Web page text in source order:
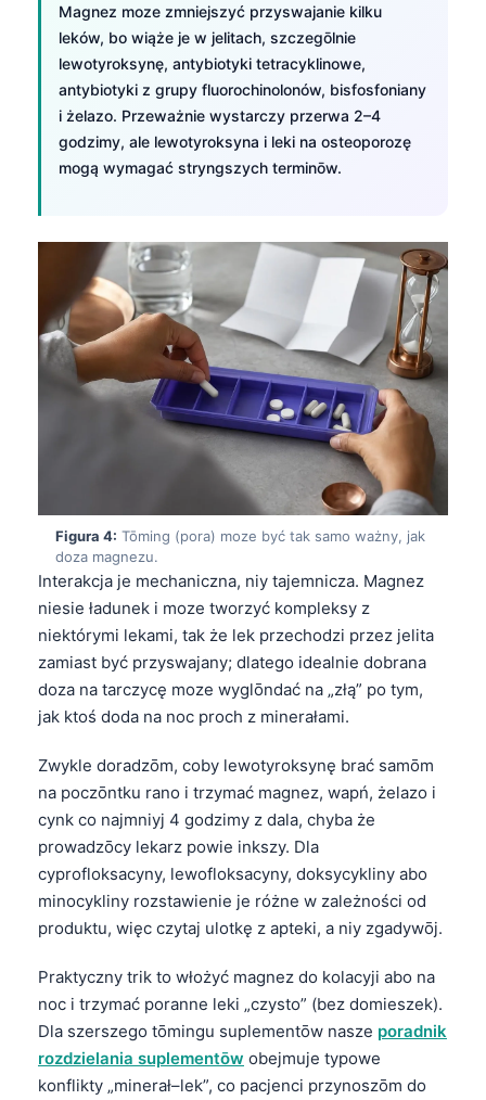
Magnez moze zmniejszyć przyswajanie kilku
leków, bo wiąże je w jelitach, szczegōlnie
lewotyroksynę, antybiotyki tetracyklinowe,
antybiotyki z grupy fluorochinolonów, bisfosfoniany
i żelazo. Przeważnie wystarczy przerwa 2–4
godzimy, ale lewotyroksyna i leki na osteoporozę
mogą wymagać stryngszych terminōw.
Figura 4: Tōming (pora) moze być tak samo ważny, jak
doza magnezu.
Interakcja je mechaniczna, niy tajemnicza. Magnez
niesie ładunek i moze tworzyć kompleksy z
niektórymi lekami, tak że lek przechodzi przez jelita
zamiast być przyswajany; dlatego idealnie dobrana
doza na tarczycę moze wyglōndać na „złą” po tym,
jak ktoś doda na noc proch z minerałami.
Zwykle doradzōm, coby lewotyroksynę brać samōm
na poczōntku rano i trzymać magnez, wapń, żelazo i
cynk co najmniyj 4 godzimy z dala, chyba że
prowadzōcy lekarz powie inkszy. Dla
cyprofloksacyny, lewofloksacyny, doksycykliny abo
minocykliny rozstawienie je różne w zależności od
produktu, więc czytaj ulotkę z apteki, a niy zgadywōj.
Praktyczny trik to włożyć magnez do kolacyji abo na
noc i trzymać poranne leki „czysto” (bez domieszek).
Dla szerszego tōmingu suplementōw nasze poradnik
rozdzielania suplementōw obejmuje typowe
konflikty „minerał–lek”, co pacjenci przynoszōm do